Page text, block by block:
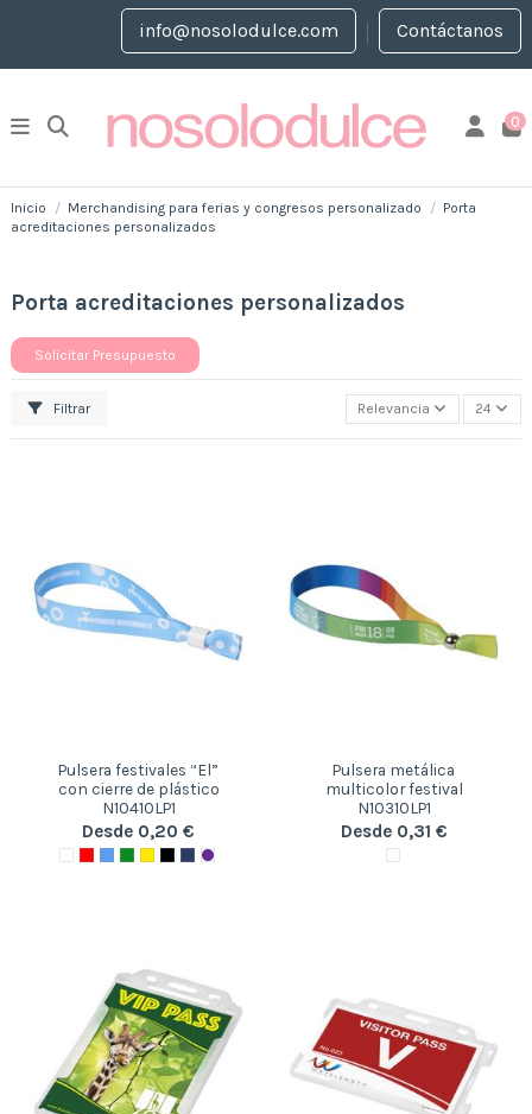
info@nosolodulce.com Contáctanos
0
Inicio Merchandising para ferias y congresos personalizado
Porta
acreditaciones personalizados
Porta acreditaciones personalizados
Solicitar Presupuesto
Filtrar Relevancia 24
Pulsera festivales “El”
con cierre de plástico
N10410LP1
Desde 0,20 €
Pulsera metálica
multicolor festival
N10310LP1
Desde 0,31 €